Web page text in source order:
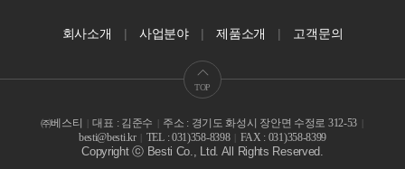
회사소개 사업분야 제품소개 고객문의
TOP
㈜베스티 | 대표 : 김준수 | 주소 : 경기도 화성시 장안면 수정로 312-53 |
besti@besti.kr | TEL : 031)358-8398 | FAX : 031)358-8399
Copyright ⓒ Besti Co., Ltd. All Rights Reserved.